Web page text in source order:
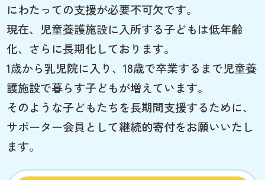
にわたっての支援が必要不可欠です。
現在、児童養護施設に入所する子どもは低年齢
化、さらに長期化しております。
1歳から乳児院に入り、18歳で卒業するまで児童養
護施設で暮らす子どもが増えています。
そのような子どもたちを長期間支援するために、
サポーター会員として継続的寄付をお願いいたし
ます。